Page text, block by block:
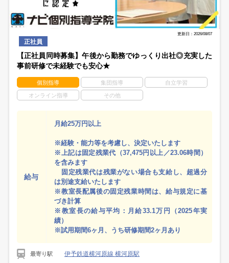
更新日：2026/08/07
正社員
【正社員同時募集】午後から勤務でゆっくり出社◎充実した
事前研修で未経験でも安心★
個別指導 集団指導 自立学習
オンライン指導 その他
給与
月給25万円以上
※経験・能力等を考慮し、決定いたします
※上記は固定残業代（37,475円以上／23.06時間）
を含みます
固定残業代は残業がない場合も支給し、超過分
は別途支給いたします
※教室長配属後の固定残業時間は、給与規定に基
づき計算
※教室長の給与平均：月給33.1万円（2025年実
績）
※試用期間6ヶ月、うち研修期間2ヶ月あり
最寄り駅 伊予鉄道横河原線 横河原駅